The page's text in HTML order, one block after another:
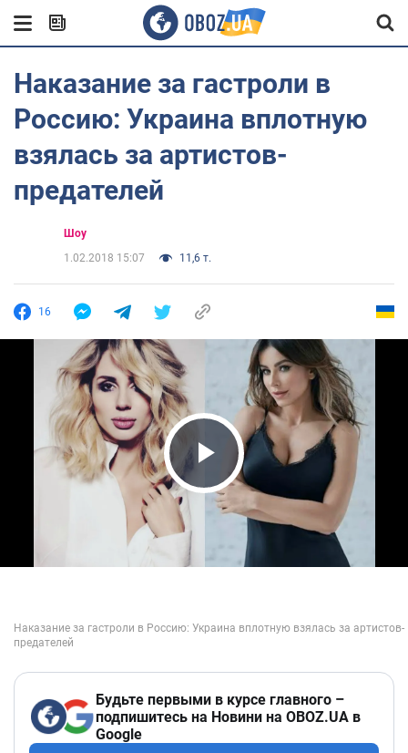
Наказание за гастроли в
Россию: Украина вплотную
взялась за артистов-
предателей
Шоу
1.02.2018 15:07
11,6 т.
16
Play Video
Будьте первыми в курсе главного –
подпишитесь на Новини на OBOZ.UA в
Google